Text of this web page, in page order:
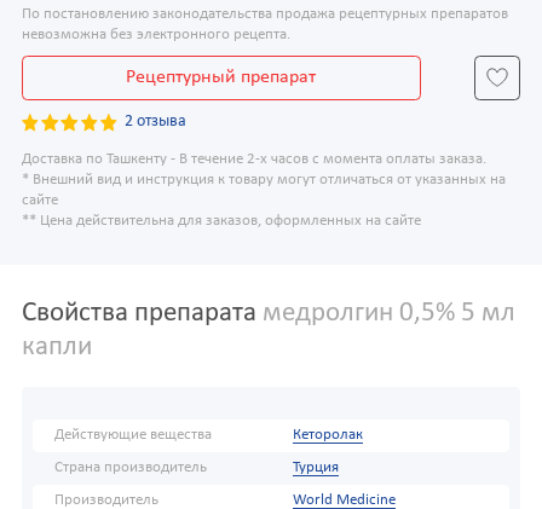
По постановлению законодательства продажа рецептурных препаратов
невозможна без электронного рецепта.
Рецептурный препарат
2 отзыва
Доставка по Ташкенту - В течение 2-х часов с момента оплаты заказа.
* Внешний вид и инструкция к товару могут отличаться от указанных на
сайте
** Цена действительна для заказов, оформленных на сайте
Свойства препарата медролгин 0,5% 5 мл
капли
Действующие вещества Кеторолак
Страна производитель Турция
Производитель World Medicine